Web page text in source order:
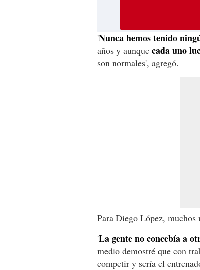
'Nunca hemos tenido
años y aunque cada uno
son normales', agregó.
Para Diego López, muchos
'La gente no concebía a
medio demostré que con
competir y sería el